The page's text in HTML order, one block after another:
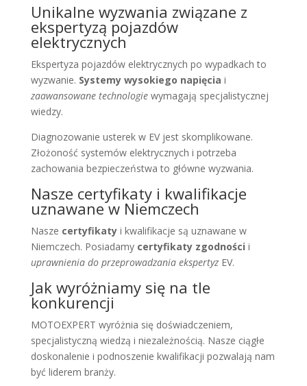
Unikalne wyzwania związane z
ekspertyzą pojazdów
elektrycznych
Ekspertyza pojazdów elektrycznych po wypadkach to
wyzwanie. Systemy wysokiego napięcia i
zaawansowane technologiewymagają specjalistycznej
wiedzy.
Diagnozowanie usterek w EV jest skomplikowane.
Złożoność systemów elektrycznych i potrzeba
zachowania bezpieczeństwa to główne wyzwania.
Nasze certyfikaty i kwalifikacje
uznawane w Niemczech
Nasze certyfikatyi kwalifikacje są uznawane w
Niemczech. Posiadamy certyfikaty zgodności i
uprawnienia do przeprowadzania ekspertyzEV.
Jak wyróżniamy się na tle
konkurencji
MOTOEXPERT wyróżnia się doświadczeniem,
specjalistyczną wiedzą i niezależnością. Nasze ciągłe
doskonalenie i podnoszenie kwalifikacji pozwalają nam
być liderem branży.